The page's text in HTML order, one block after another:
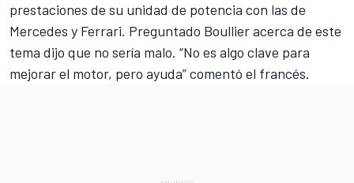
prestaciones de su unidad de potencia con las de
Mercedes y Ferrari. Preguntado Boullier acerca de este
tema dijo que no sería malo. “No es algo clave para
mejorar el motor, pero ayuda” comentó el francés.